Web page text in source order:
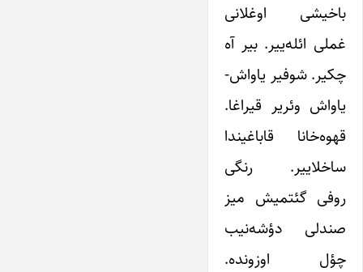
باخیشی اوغلانی
غملی ائله‌ییر. بیر آه
چکیر. شوفیر یاواش-
یاواش وئریر قیراغا.
قهوه‌خانا قاباغیندا
ساخلاییر. رنگی
روفی گئتمیش میز
صندلی دؤشه‌نیب
چؤل اوزونده.